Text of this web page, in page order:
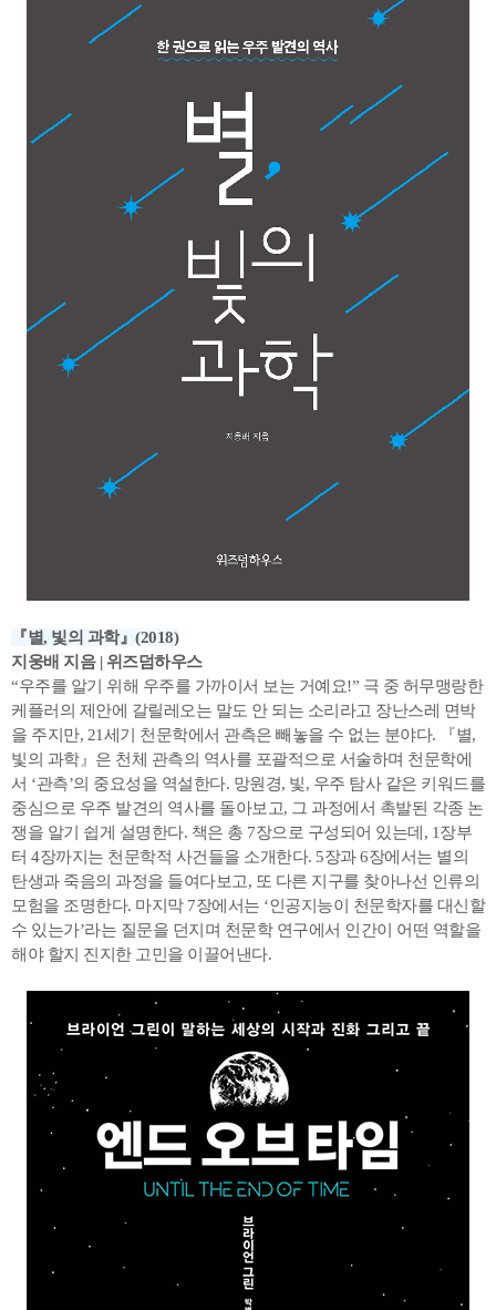
『별, 빛의 과학』(2018)
지웅배 지음 | 위즈덤하우스
“우주를 알기 위해 우주를 가까이서 보는 거예요!” 극 중 허무맹랑한
케플러의 제안에 갈릴레오는 말도 안 되는 소리라고 장난스레 면박
을 주지만, 21세기 천문학에서 관측은 빼놓을 수 없는 분야다. 『별,
빛의 과학』은 천체 관측의 역사를 포괄적으로 서술하며 천문학에
서 ‘관측’의 중요성을 역설한다. 망원경, 빛, 우주 탐사 같은 키워드를
중심으로 우주 발견의 역사를 돌아보고, 그 과정에서 촉발된 각종 논
쟁을 알기 쉽게 설명한다. 책은 총 7장으로 구성되어 있는데, 1장부
터 4장까지는 천문학적 사건들을 소개한다. 5장과 6장에서는 별의
탄생과 죽음의 과정을 들여다보고, 또 다른 지구를 찾아나선 인류의
모험을 조명한다. 마지막 7장에서는 ‘인공지능이 천문학자를 대신할
수 있는가’라는 질문을 던지며 천문학 연구에서 인간이 어떤 역할을
해야 할지 진지한 고민을 이끌어낸다.